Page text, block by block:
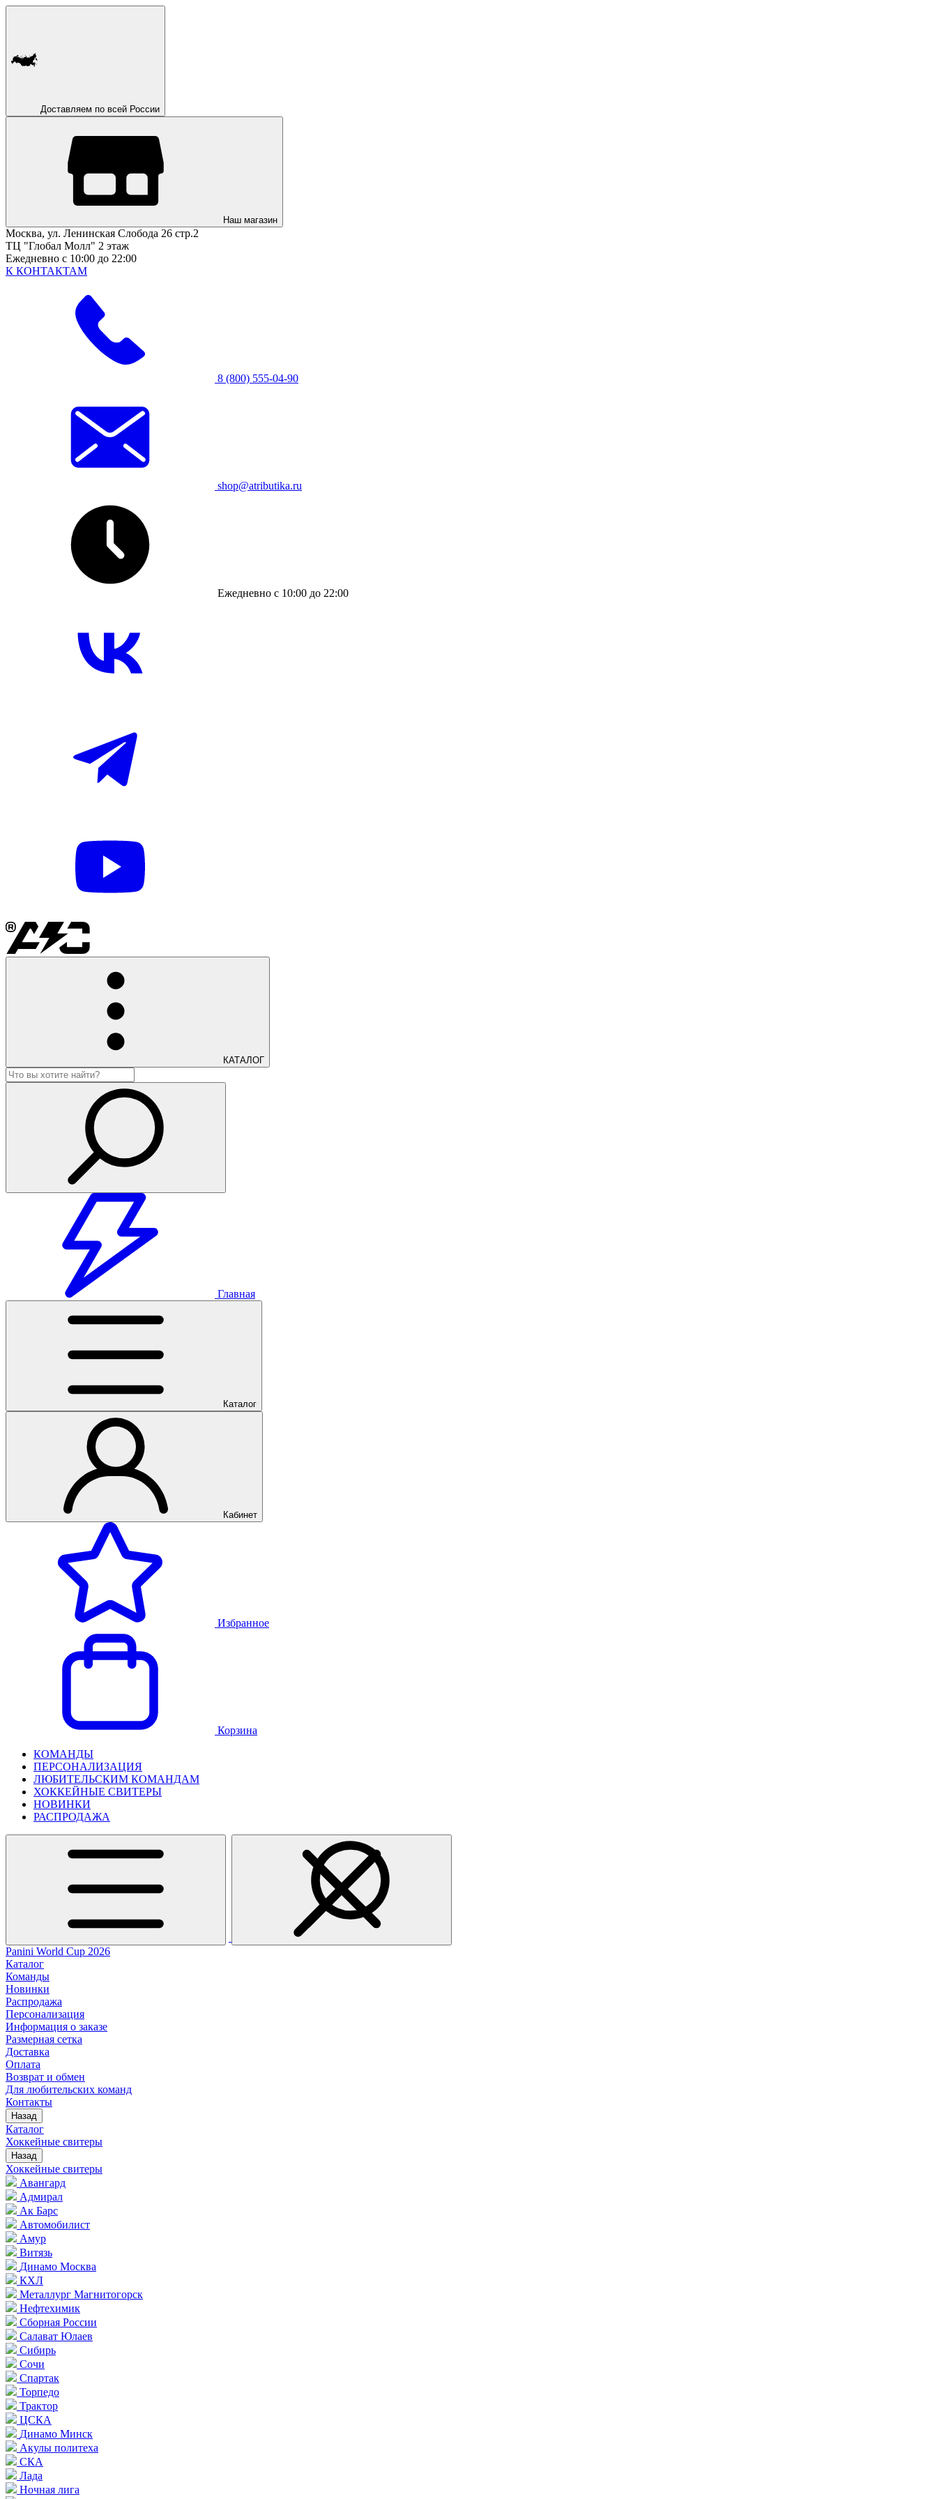
Доставляем по всей России
Наш магазин
Москва, ул. Ленинская Слобода 26 стр.2
ТЦ "Глобал Молл" 2 этаж
Ежедневно с 10:00 до 22:00
К КОНТАКТАМ
8 (800) 555-04-90
shop@atributika.ru
Ежедневно с 10:00 до 22:00
КАТАЛОГ
Главная
Каталог
Кабинет
Избранное
Корзина
КОМАНДЫ
ПЕРСОНАЛИЗАЦИЯ
ЛЮБИТЕЛЬСКИМ КОМАНДАМ
ХОККЕЙНЫЕ СВИТЕРЫ
НОВИНКИ
РАСПРОДАЖА
Panini World Cup 2026
Каталог
Команды
Новинки
Распродажа
Персонализация
Информация о заказе
Размерная сетка
Доставка
Оплата
Возврат и обмен
Для любительских команд
Контакты
Назад
Каталог
Хоккейные свитеры
Назад
Хоккейные свитеры
Авангард
Адмирал
Ак Барс
Автомобилист
Амур
Витязь
Динамо Москва
КХЛ
Металлург Магнитогорск
Нефтехимик
Сборная России
Салават Юлаев
Сибирь
Сочи
Спартак
Торпедо
Трактор
ЦСКА
Динамо Минск
Акулы политеха
СКА
Лада
Ночная лига